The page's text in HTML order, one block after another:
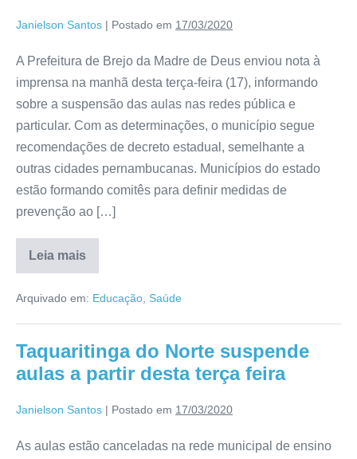
Janielson Santos | Postado em 17/03/2020
A Prefeitura de Brejo da Madre de Deus enviou nota à
imprensa na manhã desta terça-feira (17), informando
sobre a suspensão das aulas nas redes pública e
particular. Com as determinações, o município segue
recomendações de decreto estadual, semelhante a
outras cidades pernambucanas. Municípios do estado
estão formando comitês para definir medidas de
prevenção ao […]
Leia mais
Arquivado em: Educação Saúde
Taquaritinga do Norte suspende
aulas a partir desta terça feira
Janielson Santos | Postado em 17/03/2020
As aulas estão canceladas na rede municipal de ensino